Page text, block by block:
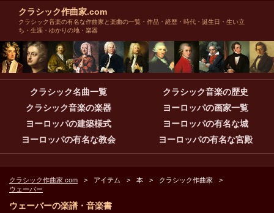
クラシック作曲家.com
クラシック音楽の有名な作曲家と楽曲の一覧・作品・経歴・時代・誕生日・生い立
ち・生涯・ゆかりの地・楽器
クラシック名曲一覧
クラシック音楽の歴史
クラシック音楽の楽器
ヨーロッパの画家一覧
ヨーロッパの建築様式
ヨーロッパの有名な城
ヨーロッパの有名な教会
ヨーロッパの有名な宮殿
クラシック作曲家.com アイテム 本
クラシック作曲家
ウェーバー
ウェーバーの楽譜・音楽書